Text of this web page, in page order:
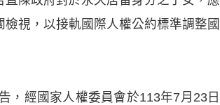
視，以接軌國際人權公約標準調整國
，經國家人權委員會於113年7月23日